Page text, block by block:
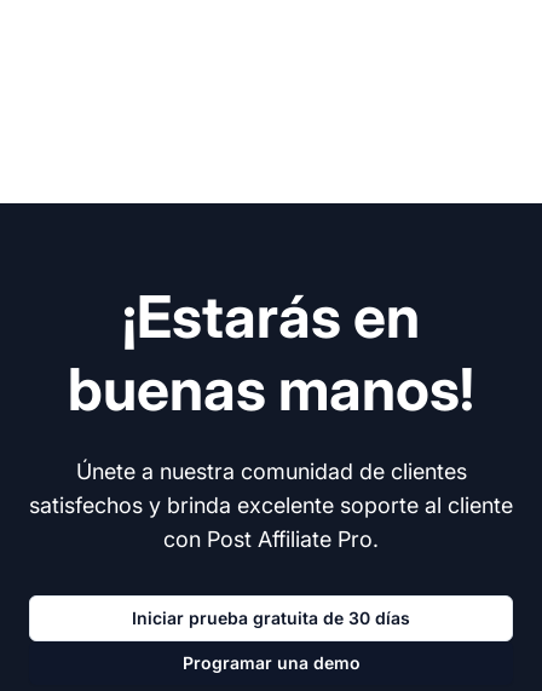
¡Estarás en
buenas manos!
Únete a nuestra comunidad de clientes
satisfechos y brinda excelente soporte al cliente
con Post Affiliate Pro.
Iniciar prueba gratuita de 30 días
Programar una demo